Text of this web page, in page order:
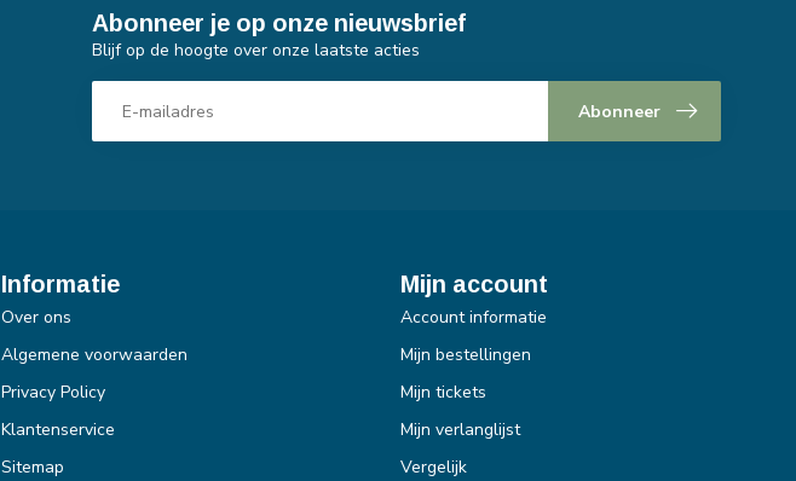
Abonneer je op onze nieuwsbrief
Blijf op de hoogte over onze laatste acties
Abonneer
Informatie
Over ons
Algemene voorwaarden
Privacy Policy
Klantenservice
Sitemap
Mijn account
Account informatie
Mijn bestellingen
Mijn tickets
Mijn verlanglijst
Vergelijk